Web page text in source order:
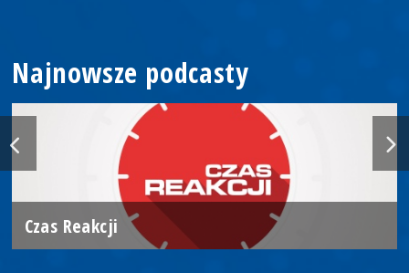
Najnowsze podcasty
Czas Reakcji